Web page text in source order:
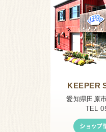
KEEPER
愛知県田原
TEL